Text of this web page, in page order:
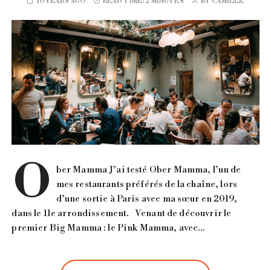
O
ber Mamma J’ai testé Ober Mamma, l’un de
mes restaurants préférés de la chaîne, lors
d’une sortie à Paris avec ma sœur en 2019,
dans le 11e arrondissement. Venant de découvrir le
premier Big Mamma : le Pink Mamma, avec…